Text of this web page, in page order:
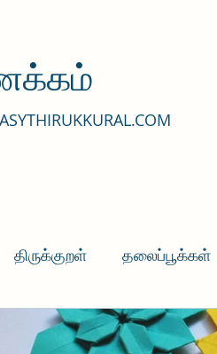
திருக்குறள் தலைப்பூக்கள்